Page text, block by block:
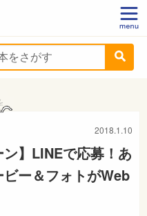
2018.1.10
ン】LINEで応募！あ
ー＆フォトがWeb